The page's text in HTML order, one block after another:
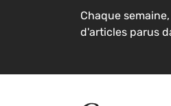
Chaque
d'articles parus